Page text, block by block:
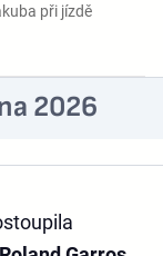
při jízdě
2026